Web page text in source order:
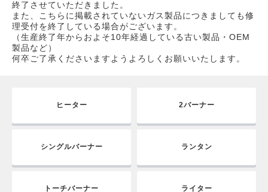
終了させていただきました。
また、こちらに掲載されていないガス製品につきましても修
理受付を終了している場合がございます。
（生産終了年からおよそ10年経過している古い製品・OEM
製品など）
何卒ご了承くださいますようよろしくお願いいたします。
ヒーター 2バーナー
シングルバーナー ランタン
トーチバーナー ライター